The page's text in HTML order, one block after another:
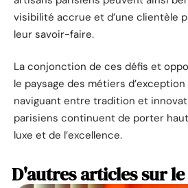
visibilité accrue et d’une clientèle
leur savoir-faire.
La conjonction de ces défis et
le paysage des métiers d’exception
naviguant entre tradition et
parisiens continuent de porter
luxe et de l’excellence.
D'autres articles sur